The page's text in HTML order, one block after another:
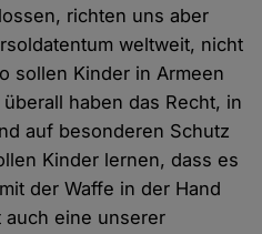
richten uns aber
weltweit, nicht
sollen Kinder in Armeen
haben das Recht, in
auf besonderen Schutz
Kinder lernen, dass es
der Waffe in der Hand
auch eine unserer